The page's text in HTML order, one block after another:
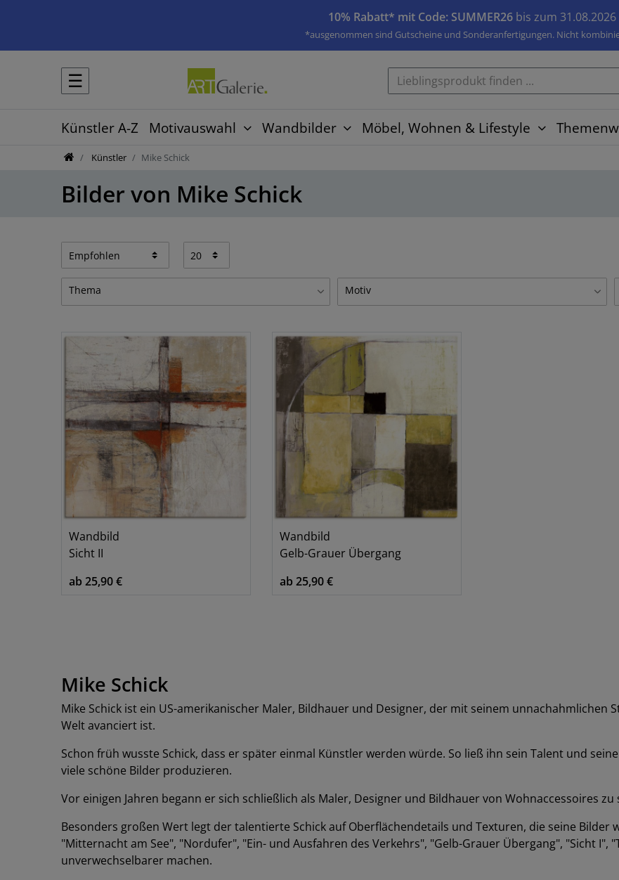
10% Rabatt* mit Code: SUMMER26 bis zum 31.08.2026
*ausgenommen sind Gutscheine und Sonderanfertigungen. Nicht
☰
Künstler A-Z Motivauswahl Wandbilder Möbel, Wohnen & Lifestyle
Künstler Mike Schick
Bilder von Mike Schick
Thema
Motiv
Wandbild
Sicht II
ab 25,90 €
Wandbild
Gelb-Grauer Übergang
ab 25,90 €
Mike Schick
Mike Schick ist ein US-amerikanischer Maler, Bildhauer und Designer, der mit seinem unnachahmlichen
Welt avanciert ist.
Schon früh wusste Schick, dass er später einmal Künstler werden würde. So ließ ihn sein Talent und
viele schöne Bilder produzieren.
Vor einigen Jahren begann er sich schließlich als Maler, Designer und Bildhauer von Wohnaccessoires zu
Besonders großen Wert legt der talentierte Schick auf Oberflächendetails und Texturen, die seine Bilder
"Mitternacht am See", "Nordufer", "Ein- und Ausfahren des Verkehrs", "Gelb-Grauer Übergang", "Sicht I",
unverwechselbarer machen.